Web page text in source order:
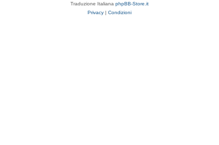
Traduzione Italiana phpBB-Store.it
Privacy | Condizioni